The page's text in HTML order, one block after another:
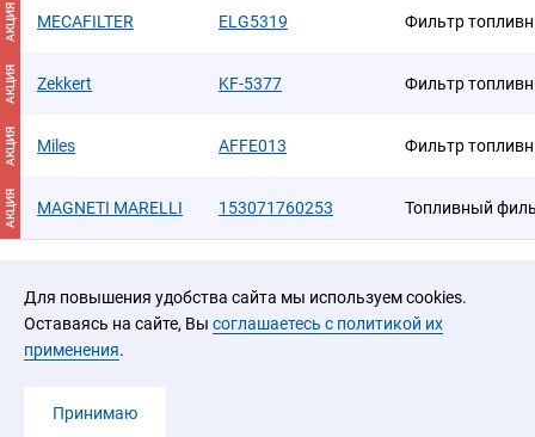
Для повышения удобства сайта мы используем cookies.
Оставаясь на сайте, Вы соглашаетесь с политикой их
применения.
Принимаю
АКЦИЯ MECAFILTER ELG5319 Фильтр
АКЦИЯ Zekkert KF-5377 Фильтр
АКЦИЯ Miles AFFE013 Фильтр
АКЦИЯ MAGNETI MARELLI 153071760253 Топливный